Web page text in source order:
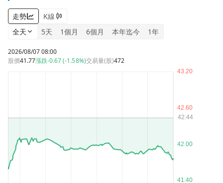
走勢
K線
全天
5天 1個月 6個月 本年迄今 1年
2026/08/07 08:00
股價41.77漲跌-0.67 (-1.58%)交易量(股)472